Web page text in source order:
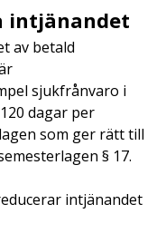
intjänandet
av betald
sjukfrånvaro i
dagar per
som ger rätt till
§ 17.
intjänandet